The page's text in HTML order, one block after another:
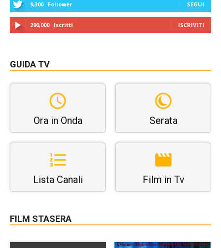
9,300 Follower SEGUI
290,000 Iscritti ISCRIVITI
GUIDA TV
Ora in Onda Serata
Lista Canali Film in Tv
FILM STASERA